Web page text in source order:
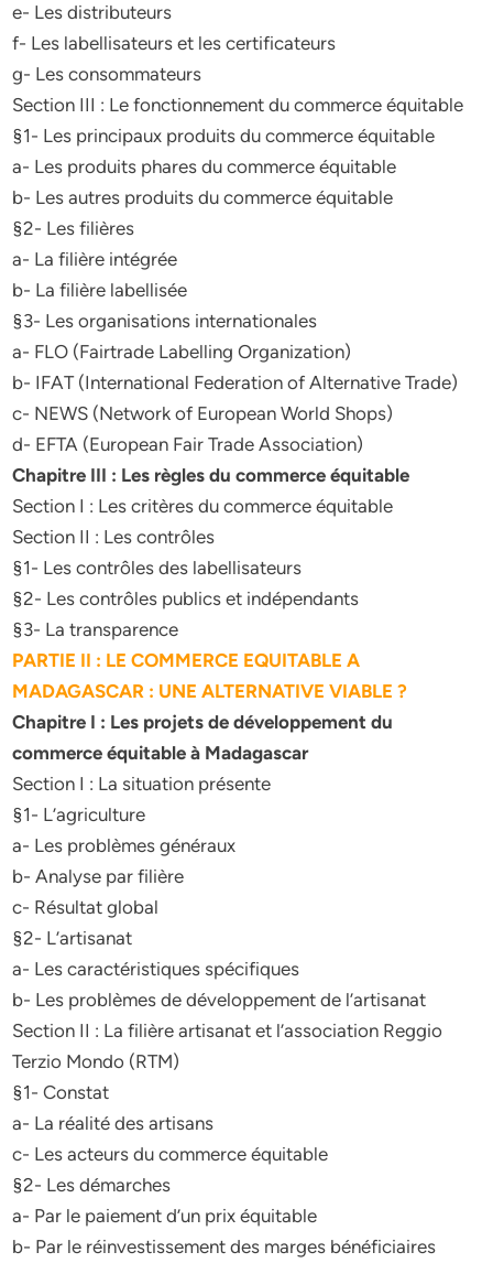
e- Les distributeurs
f- Les labellisateurs et les certificateurs
g- Les consommateurs
Section III : Le fonctionnement du commerce équitable
§1- Les principaux produits du commerce équitable
a- Les produits phares du commerce équitable
b- Les autres produits du commerce équitable
§2- Les filières
a- La filière intégrée
b- La filière labellisée
§3- Les organisations internationales
a- FLO (Fairtrade Labelling Organization)
b- IFAT (International Federation of Alternative Trade)
c- NEWS (Network of European World Shops)
d- EFTA (European Fair Trade Association)
Chapitre III : Les règles du commerce équitable
Section I : Les critères du commerce équitable
Section II : Les contrôles
§1- Les contrôles des labellisateurs
§2- Les contrôles publics et indépendants
§3- La transparence
PARTIE II : LE COMMERCE EQUITABLE A
MADAGASCAR : UNE ALTERNATIVE VIABLE ?
Chapitre I : Les projets de développement du
commerce équitable à Madagascar
Section I : La situation présente
§1- L’agriculture
a- Les problèmes généraux
b- Analyse par filière
c- Résultat global
§2- L’artisanat
a- Les caractéristiques spécifiques
b- Les problèmes de développement de l’artisanat
Section II : La filière artisanat et l’association Reggio
Terzio Mondo (RTM)
§1- Constat
a- La réalité des artisans
c- Les acteurs du commerce équitable
§2- Les démarches
a- Par le paiement d’un prix équitable
b- Par le réinvestissement des marges bénéficiaires